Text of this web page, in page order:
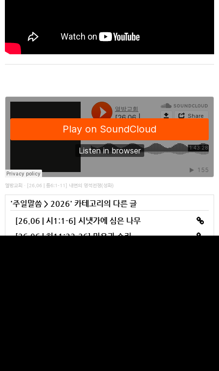
열방교회 · [26.06 | 롬6:1-11] 내면의 영적전쟁(성화)
'주일말씀 > 2026' 카테고리의 다른 글
[26.06 | 시1:1-6] 시냇가에 심은 나무
[26.06 | 히11:23-26] 믿음과 승리